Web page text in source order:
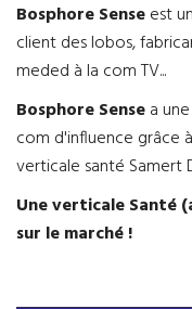
Bosphore Senseest
client des lobos,
meded à la com TV...
Bosphore Sensea
com d'influence grâce
verticale santé Samert
Une verticale Santé
sur le marché !